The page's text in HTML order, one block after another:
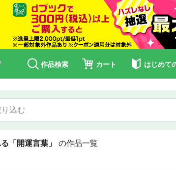
作品検索 カート はじめて
「開運言葉」 の作品一覧